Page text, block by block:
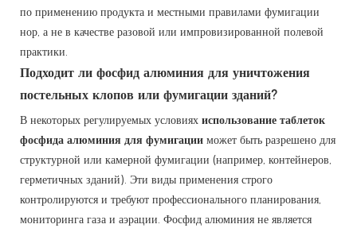
по применению продукта и местными правилами фумигации
нор, а не в качестве разовой или импровизированной полевой
практики.
Подходит ли фосфид алюминия для уничтожения
постельных клопов или фумигации зданий?
В некоторых регулируемых условиях использование таблеток
фосфида алюминия для фумигации может быть разрешено для
структурной или камерной фумигации (например, контейнеров,
герметичных зданий). Эти виды применения строго
контролируются и требуют профессионального планирования,
мониторинга газа и аэрации. Фосфид алюминия не является